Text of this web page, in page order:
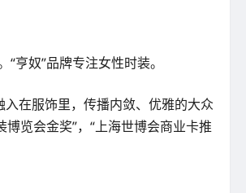
亨奴”品牌专注女性时装。
在服饰里，传播内敛、优雅的大众
览会金奖”，“上海世博会商业卡推